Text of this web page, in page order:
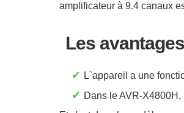
amplificateur à 9.4 canaux
Les
✔ L`appareil a une
✔ Dans le AVR-